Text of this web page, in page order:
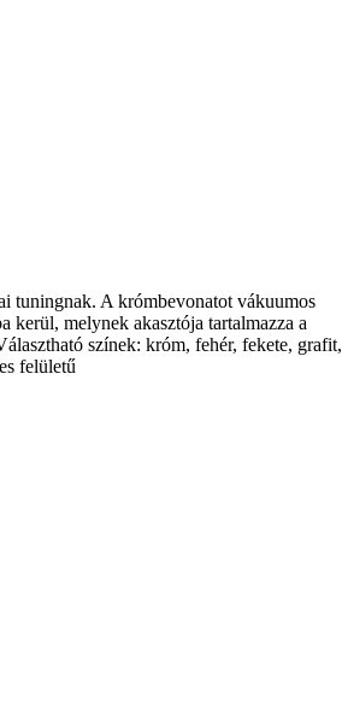
tuningnak. A krómbevonatot vákuumos
kerül, melynek akasztója tartalmazza a
színek: króm, fehér, fekete, grafit,
felületű